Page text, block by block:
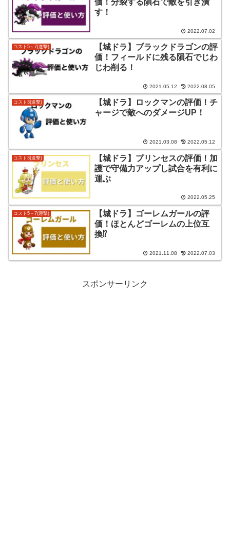
す！
2022.07.02
コスト5～7(進撃)
【城ドラ】ブラックドラゴンの評
価！フィールドに残る隕石でじわ
じわ削る！
2021.05.12 2022.08.05
コスト3(進撃)
【城ドラ】ロックマンの評価！チ
ャージで敵へのダメージUP！
2021.03.08 2022.05.12
コスト3(進撃)
【城ドラ】プリンセスの評価！加
護で守備力アップし試合を有利に
運ぶ
2022.05.25
コスト5～7(迎撃)
【城ドラ】ゴーレムガールの評
価！ほとんどゴーレムの上位互
換⁉
2021.11.08 2022.07.03
スポンサーリンク